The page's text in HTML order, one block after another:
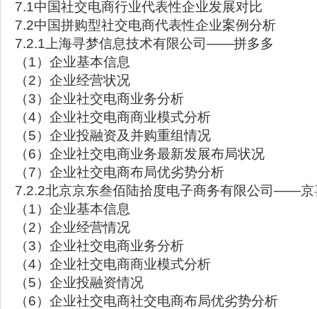
7.1中国社交电商行业代表性企业发展对比
7.2中国拼购型社交电商代表性企业案例分析
7.2.1上海寻梦信息技术有限公司——拼多多
（1）企业基本信息
（2）企业经营状况
（3）企业社交电商业务分析
（4）企业社交电商商业模式分析
（5）企业投融资及并购重组情况
（6）企业社交电商业务最新发展布局状况
（7）企业社交电商布局优劣势分析
7.2.2北京京东叁佰陆拾度电子商务有限公司——京
（1）企业基本信息
（2）企业经营情况
（3）企业社交电商业务分析
（4）企业社交电商商业模式分析
（5）企业投融资情况
（6）企业社交电商社交电商布局优劣势分析